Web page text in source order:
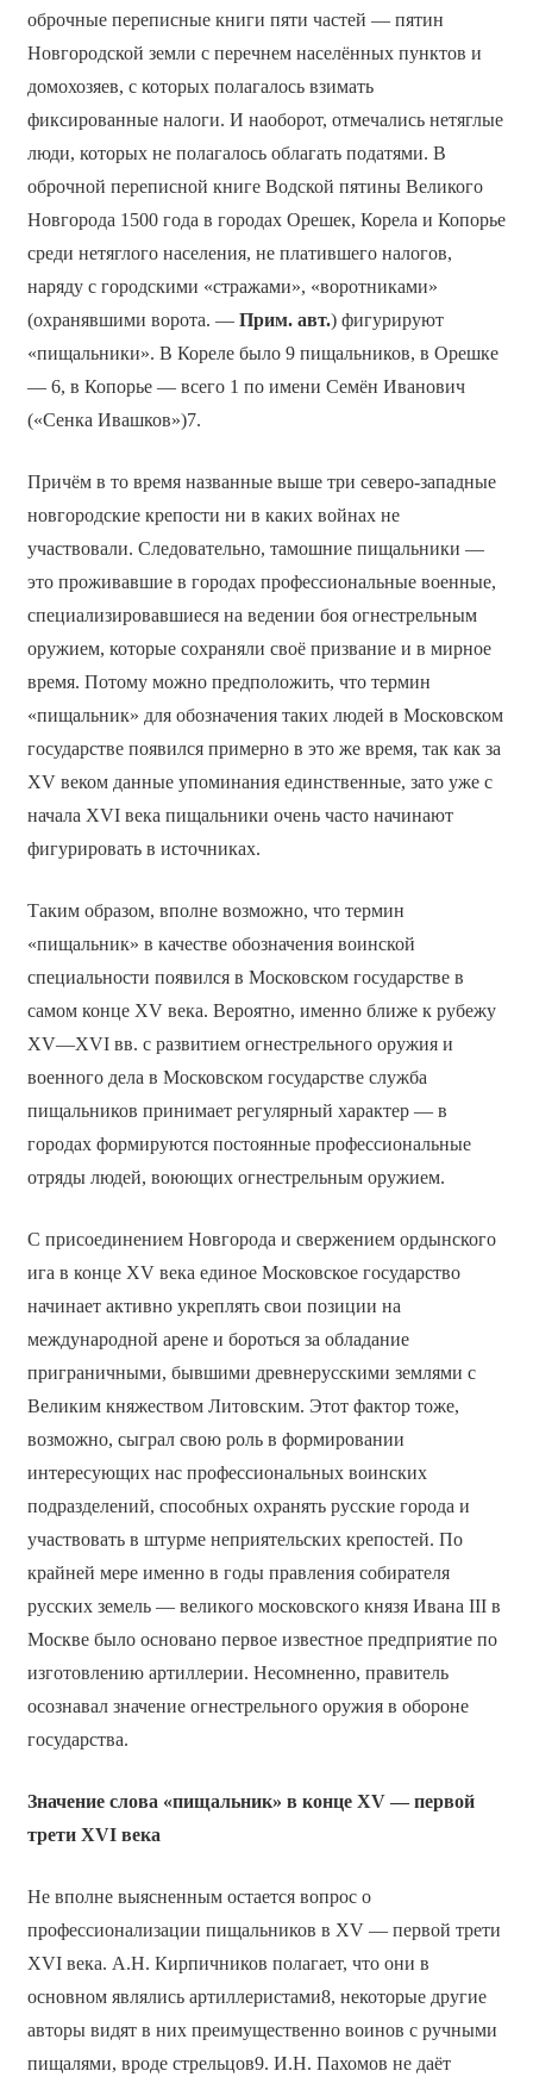
оброчные переписные книги пяти частей — пятин
Новгородской земли с перечнем населённых пунктов и
домохозяев, с которых полагалось взимать
фиксированные налоги. И наоборот, отмечались нетяглые
люди, которых не полагалось облагать податями. В
оброчной переписной книге Водской пятины Великого
Новгорода 1500 года в городах Орешек, Корела и Копорье
среди нетяглого населения, не платившего налогов,
наряду с городскими «стражами», «воротниками»
(охранявшими ворота. — Прим. авт.) фигурируют
«пищальники». В Кореле было 9 пищальников, в Орешке
— 6, в Копорье — всего 1 по имени Семён Иванович
(«Сенка Ивашков»)7.
Причём в то время названные выше три северо-западные
новгородские крепости ни в каких войнах не
участвовали. Следовательно, тамошние пищальники —
это проживавшие в городах профессиональные военные,
специализировавшиеся на ведении боя огнестрельным
оружием, которые сохраняли своё призвание и в мирное
время. Потому можно предположить, что термин
«пищальник» для обозначения таких людей в Московском
государстве появился примерно в это же время, так как за
XV веком данные упоминания единственные, зато уже с
начала XVI века пищальники очень часто начинают
фигурировать в источниках.
Таким образом, вполне возможно, что термин
«пищальник» в качестве обозначения воинской
специальности появился в Московском государстве в
самом конце XV века. Вероятно, именно ближе к рубежу
XV—XVI вв. с развитием огнестрельного оружия и
военного дела в Московском государстве служба
пищальников принимает регулярный характер — в
городах формируются постоянные профессиональные
отряды людей, воюющих огнестрельным оружием.
С присоединением Новгорода и свержением ордынского
ига в конце XV века единое Московское государство
начинает активно укреплять свои позиции на
международной арене и бороться за обладание
приграничными, бывшими древнерусскими землями с
Великим княжеством Литовским. Этот фактор тоже,
возможно, сыграл свою роль в формировании
интересующих нас профессиональных воинских
подразделений, способных охранять русские города и
участвовать в штурме неприятельских крепостей. По
крайней мере именно в годы правления собирателя
русских земель — великого московского князя Ивана III в
Москве было основано первое известное предприятие по
изготовлению артиллерии. Несомненно, правитель
осознавал значение огнестрельного оружия в обороне
государства.
Значение слова «пищальник» в конце XV — первой
трети XVI века
Не вполне выясненным остается вопрос о
профессионализации пищальников в XV — первой трети
XVI века. А.Н. Кирпичников полагает, что они в
основном являлись артиллеристами8, некоторые другие
авторы видят в них преимущественно воинов с ручными
пищалями, вроде стрельцов9. И.Н. Пахомов не даёт